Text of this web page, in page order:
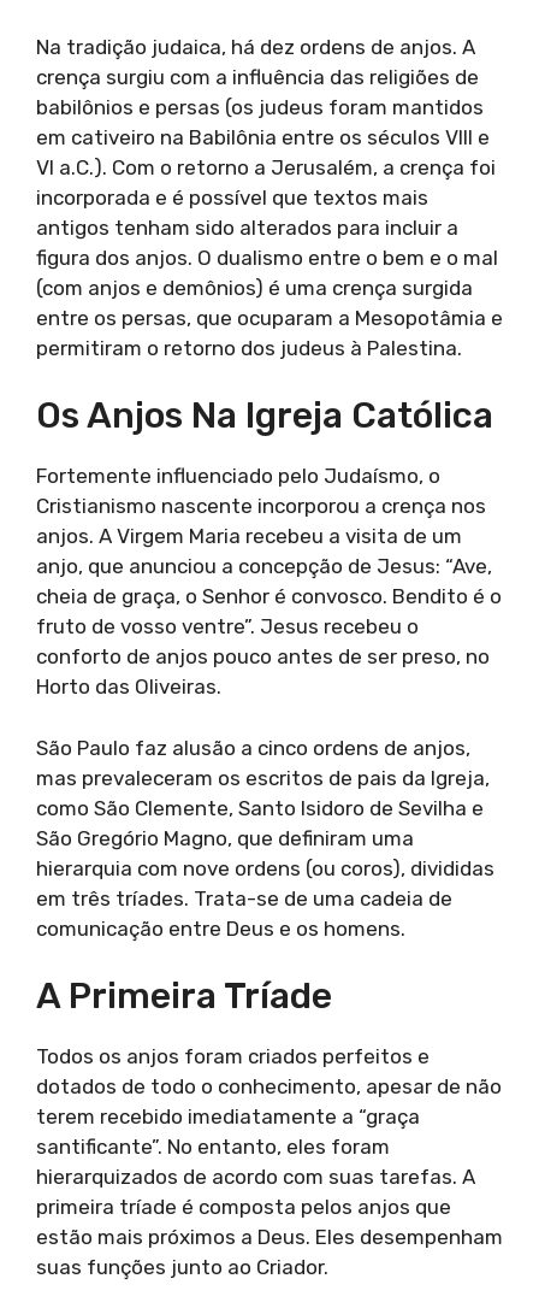
Na tradição judaica, há dez ordens de anjos. A
crença surgiu com a influência das religiões de
babilônios e persas (os judeus foram mantidos
em cativeiro na Babilônia entre os séculos VIII e
VI a.C.). Com o retorno a Jerusalém, a crença foi
incorporada e é possível que textos mais
antigos tenham sido alterados para incluir a
figura dos anjos. O dualismo entre o bem e o mal
(com anjos e demônios) é uma crença surgida
entre os persas, que ocuparam a Mesopotâmia e
permitiram o retorno dos judeus à Palestina.
Os Anjos Na Igreja Católica
Fortemente influenciado pelo Judaísmo, o
Cristianismo nascente incorporou a crença nos
anjos. A Virgem Maria recebeu a visita de um
anjo, que anunciou a concepção de Jesus: “Ave,
cheia de graça, o Senhor é convosco. Bendito é o
fruto de vosso ventre”. Jesus recebeu o
conforto de anjos pouco antes de ser preso, no
Horto das Oliveiras.
São Paulo faz alusão a cinco ordens de anjos,
mas prevaleceram os escritos de pais da Igreja,
como São Clemente, Santo Isidoro de Sevilha e
São Gregório Magno, que definiram uma
hierarquia com nove ordens (ou coros), divididas
em três tríades. Trata-se de uma cadeia de
comunicação entre Deus e os homens.
A Primeira Tríade
Todos os anjos foram criados perfeitos e
dotados de todo o conhecimento, apesar de não
terem recebido imediatamente a “graça
santificante”. No entanto, eles foram
hierarquizados de acordo com suas tarefas. A
primeira tríade é composta pelos anjos que
estão mais próximos a Deus. Eles desempenham
suas funções junto ao Criador.